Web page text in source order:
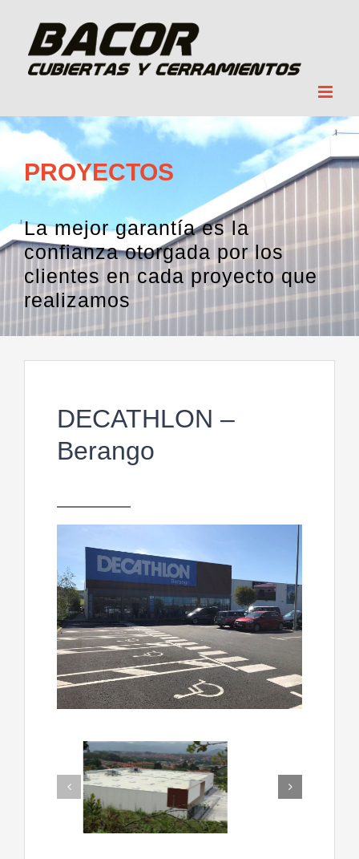
content
PROYECTOS
La mejor garantía es la
confianza otorgada por los
clientes en cada proyecto que
realizamos
DECATHLON –
Berango